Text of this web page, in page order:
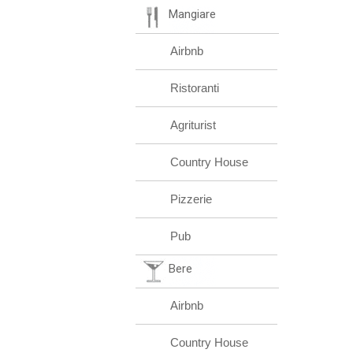
Mangiare
Airbnb
Ristoranti
Agriturist
Country House
Pizzerie
Pub
Bere
Airbnb
Country House